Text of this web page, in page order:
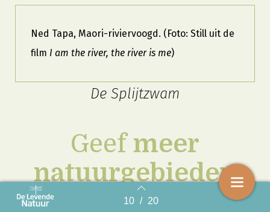
Back to index 10 / 20
De Splijtzwam
Geefmeer
natuurgebieden
juridische rechten
Ned Tapa, Maori-riviervoogd. (Foto: Still uit de
film I am the river, the river is me)